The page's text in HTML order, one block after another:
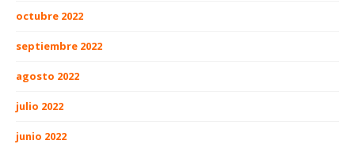
octubre 2022
septiembre 2022
agosto 2022
julio 2022
junio 2022